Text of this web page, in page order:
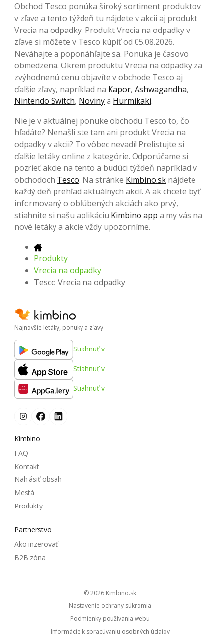
Obchod Tesco ponúka široký sortiment produktov
v zľave a tento týždeň tu nájdete v akcii aj produkt
Vrecia na odpadky. Produkt Vrecia na odpadky v
zľave si môžete v Tesco kúpiť od 05.08.2026.
Neváhajte a poponáhľajte sa. Ponuka je časovo
obmedzená. Okrem produktu Vrecia na odpadky za
zvýhodnenú cenu objavíte v obchode Tesco aj
ďalšie zľavy, napríklad na Kapor, Ashwagandha,
Nintendo Switch, Novinya Hurmikaki.
Nie je v aktuálnej ponuke obchodu Tesco to, čo
hľadáte? Nenašli ste tam ani produkt Vrecia na
odpadky v akcii? To vôbec nevadí! Prelistujte si
ďalšie letáky online z kategórie. Odporúčame si
pozrieť akcie na tento a budúci týždeň napríklad v
obchodoch Tesco. Na stránke Kimbino.sk nájdete
každý deň prehľad aktuálnych akcií. A ak chcete byť
informovaný o obľúbených akciách ako prvý,
stiahnite si našu aplikáciu Kimbino app a my vás na
nové letáky a akcie vždy upozorníme.
Produkty
Vrecia na odpadky
Tesco Vrecia na odpadky
Najnovšie letáky, ponuky a zľavy
Stiahnuť v
Stiahnuť v
Stiahnuť v
Kimbino
FAQ
Kontakt
Nahlásiť obsah
Mestá
Produkty
Partnerstvo
Ako inzerovať
B2B zóna
© 2026
kimbino.sk
Nastavenie ochrany súkromia
Podmienky používania webu
Informácie k spracúvaniu osobných údajov